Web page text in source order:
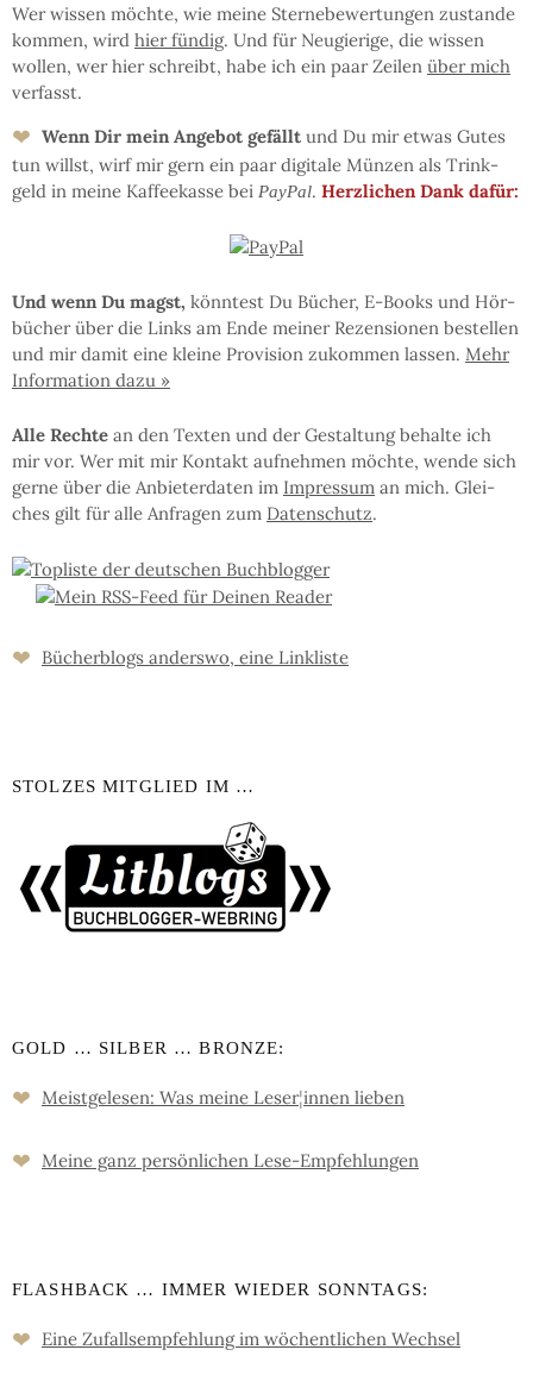
Wer wis­sen möchte, wie mei­ne Ster­ne­be­wer­tun­gen zu­stan­de
kom­men, wird hier fün­dig. Und für Neu­gie­ri­ge, die wis­sen
wol­len, wer hier schreibt, ha­be ich ein paar Zei­len über mich
ver­fasst.
❤ Wenn Dir mein An­ge­bot ge­fällt und Du mir et­was Gu­tes
tun willst, wirf mir gern ein paar di­gi­ta­le Mün­zen als Trink­
geld in mei­ne Kaf­fee­kas­se bei PayPal. Herz­li­chen Dank dafür:
Und wenn Du magst, könn­test Du Bü­cher, E-Books und Hör­
bü­cher über die Links am En­de mei­ner Re­zen­sio­nen be­stel­len
und mir da­mit eine klei­ne Pro­vi­sion zu­kom­men las­sen. Mehr
In­for­ma­tion da­zu »
Al­le Rech­te an den Tex­ten und der Ge­stal­tung be­hal­te ich
mir vor. Wer mit mir Kon­takt auf­neh­men möchte, wen­de sich
ger­ne über die An­bie­ter­da­ten im Im­pres­sum an mich. Glei­
ches gilt für al­le An­fra­gen zum Da­ten­schutz.
❤ Bücher­blogs an­ders­wo, eine Link­liste
STOLZES MITGLIED IM …
GOLD … SILBER … BRONZE:
❤ Meistgelesen: Was meine Leser¦innen lieben
❤ Meine ganz persön­lichen Lese-Empfeh­lungen
FLASHBACK … IMMER WIEDER SONNTAGS:
❤ Eine Zufalls­empfehlung im wöchent­lichen Wechsel